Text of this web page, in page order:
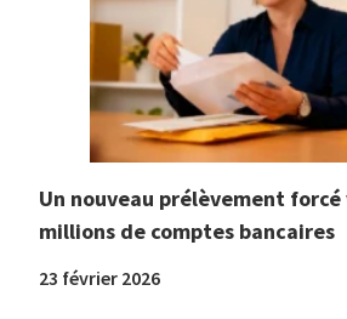
Un nouveau prélèvement
millions de comptes bancaires
23 février 2026